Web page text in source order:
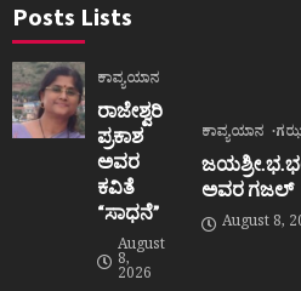
Posts Lists
ಕಾವ್ಯಯಾನ
ರಾಜೇಶ್ವರಿ
ಪ್ರಕಾಶ
ಅವರ
ಕವಿತೆ
“ಸಾಧನೆ”
August
8,
2026
ಕಾವ್ಯಯಾನ
ಅವರ ಗಜಲ್
August 8,